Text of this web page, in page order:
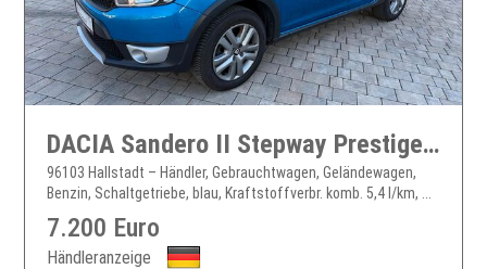
DACIA Sandero II Stepway Prestige, Navi, Klima, TÜV
96103 Hallstadt – Händler, Gebrauchtwagen, Geländewagen,
Benzin, Schaltgetriebe, blau, Kraftstoffverbr. komb. 5,4 l/km, ...
7.200 Euro
Händleranzeige